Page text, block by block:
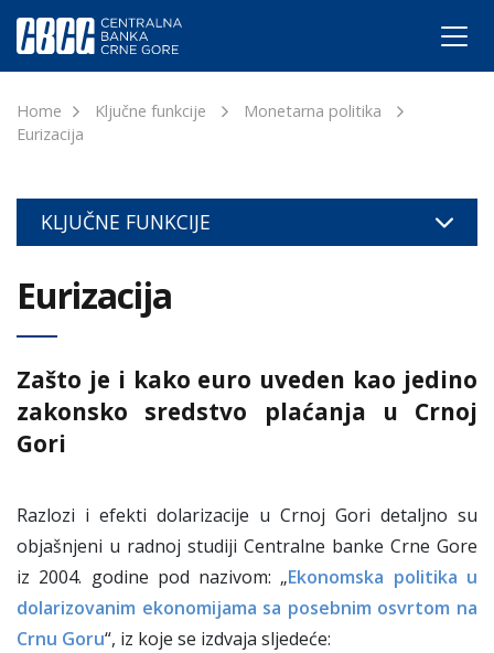
Home Ključne funkcije
Monetarna politika
Eurizacija
KLJUČNE FUNKCIJE
Eurizacija
Zašto je i kako euro uveden kao jedino
zakonsko sredstvo plaćanja u Crnoj
Gori
Razlozi i efekti dolarizacije u Crnoj Gori detaljno su
objašnjeni u radnoj studiji Centralne banke Crne Gore
iz 2004. godine pod nazivom: „Ekonomska politika u
dolarizovanim ekonomijama sa posebnim osvrtom na
Crnu Goru“, iz koje se izdvaja sljedeće: